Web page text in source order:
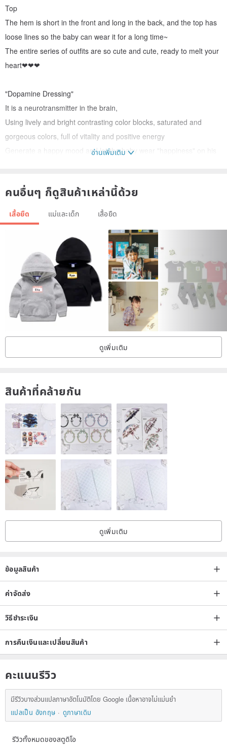
Top
The hem is short in the front and long in the back, and the top has
loose lines so the baby can wear it for a long time~
The entire series of outfits are so cute and cute, ready to melt your
heart❤❤❤
"Dopamine Dressing"
It is a neurotransmitter in the brain,
Using lively and bright contrasting color blocks, saturated and
gorgeous colors, full of vitality and positive energy
Generate a happy mood and let the baby wear "happiness" on his
The same version is a reference for practical matching👇
www.pinkoi.com/product/hbEC3tFv
Baby dopamine series👇
www.pinkoi.com/store/domomo?q=%E5%A...
Same fabric series for adults👇
www.pinkoi.com/store/miauu-miauu?ta...
------------------------------------------------ ----
★[Dimensions, specifications]
#100-110 (loose throughout)
Length:38-39
★[Origin/manufacturing method]
Handmade in Taiwan
🅰:|| Customized products, the time is about 3-14 working
◆ Designers will make extra copies of some products (for ready-
holidays)!!
◆ Some products are made to order only after placing an order and
additional electronic embroidery words are purchased ✍ (The
production operation takes about 5-14 days, excluding holidays).
Due to handmade production, a certain amount of production time
vary depending on the order. It depends on the quantity, please
give us some time🙏 I hope everyone can wait patiently, we will help
◆ For urgent orders, please message us first for confirmation.
อ่านเพิ่มเติม
คนอื่นๆ ก็ดูสินค้าเหล่านี้ด้วย
เสื้อยืด แม่และเด็ก เสื้อยืด
ดูเพิ่มเติม
สินค้าที่คล้ายกัน
ดูเพิ่มเติม
ข้อมูลสินค้า
ค่าจัดส่ง
วิธีชำระเงิน
การคืนเงินและเปลี่ยนสินค้า
คะแนนรีวิว
มีรีวิวบางส่วนแปลภาษาอัตโนมัติโดย Google เนื้อหาอาจไม่แม่นยำ
แปลเป็น อังกฤษ
ดูภาษาเดิม
รีวิวทั้งหมดของสตูดิโอ